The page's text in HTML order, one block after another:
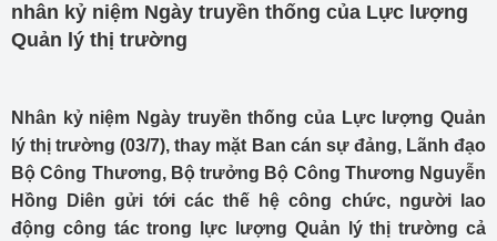
nhân kỷ niệm Ngày truyền thống của Lực lượng
Quản lý thị trường
Nhân kỷ niệm Ngày truyền thống của Lực lượng Quản
lý thị trường (03/7), thay mặt Ban cán sự đảng, Lãnh đạo
Bộ Công Thương, Bộ trưởng Bộ Công Thương Nguyễn
Hồng Diên gửi tới các thế hệ công chức, người lao
động công tác trong lực lượng Quản lý thị trường cả